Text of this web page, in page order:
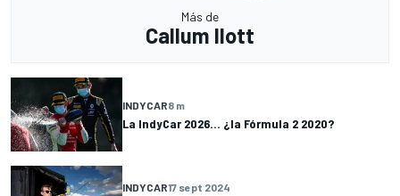
Más de
Callum Ilott
INDYCAR8 m
La IndyCar 2026... ¿la Fórmula 2 2020?
INDYCAR17 sept 2024